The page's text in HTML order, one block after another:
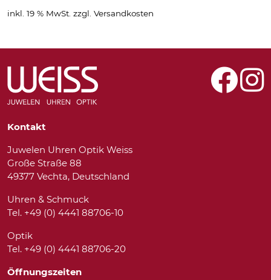
inkl. 19 % MwSt. zzgl. Versandkosten
Kontakt
Juwelen Uhren Optik Weiss
Große Straße 88
49377 Vechta, Deutschland
Uhren & Schmuck
Tel. +49 (0) 4441 88706-10
Optik
Tel. +49 (0) 4441 88706-20
Öffnungszeiten